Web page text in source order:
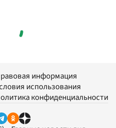
информация
использования
конфиденциальности